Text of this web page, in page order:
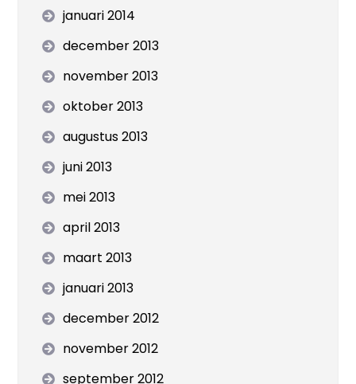
januari 2014
december 2013
november 2013
oktober 2013
augustus 2013
juni 2013
mei 2013
april 2013
maart 2013
januari 2013
december 2012
november 2012
september 2012